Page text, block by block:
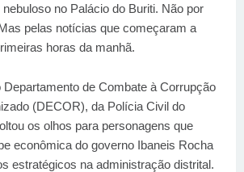
no Palácio do Buriti. Não por
pelas notícias que começaram a
horas da manhã.
Departamento de Combate à Corrupção
(DECOR), da Polícia Civil do
os olhos para personagens que
econômica do governo Ibaneis Rocha
estratégicos na administração distrital.